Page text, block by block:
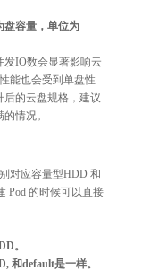
盘容量，单位为
发IO数会显著影响云
能也会受到单盘性
的云盘规格，建议
情况。
对应容量型HDD 和
Pod 的时候可以直接
。
和default是一样。